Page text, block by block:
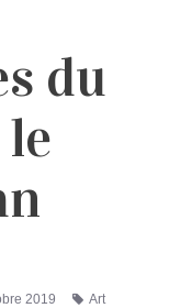
du
2019 Étiquettes
Art